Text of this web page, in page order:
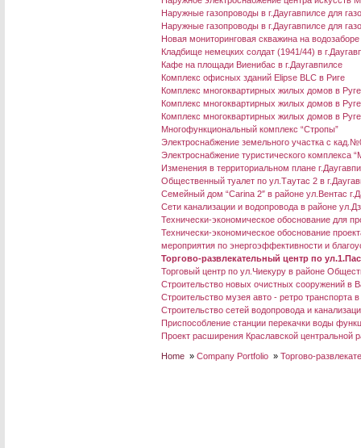
Наружные газопроводы в г.Даугавпилсе для
Наружные газопроводы в г.Даугавпилсе для
Новая мониторинговая скважина на
Кладбище немецких солдат (1941/44) в
Кафе на площади Виенибас в г.Даугавпилсе
Комплекс офисных зданий Elipse BLC в Риге
Комплекс многоквартирных жилых домов в
Комплекс многоквартирных жилых домов в
Комплекс многоквартирных жилых домов в
Многофункциональный комплекс “Стропы”
Электроснабжение земельного участка с
Электроснабжение туристического комплекса
Изменения в территориальном плане
Общественный туалет по ул.Таутас 2 в
Семейный дом “Carina 2″ в районе ул.Вентас
Сети канализации и водопровода в районе
Технически-экономическое обоснование для
Технически-экономическое обоснование
мероприятия по энергоэффективности и
Торгово-развлекательный центр по
Торговый центр по ул.Чиекуру в районе
Строительство новых очистных сооружений в
Строительство музея авто - ретро транспорта
Строительство сетей водопровода и
Приспособление станции перекачки воды
Проект расширения Краславской центральной
Home » Company Portfolio » Торгово-